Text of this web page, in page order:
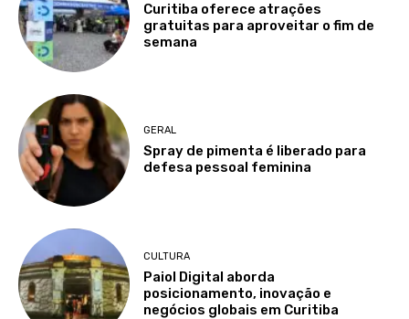
Curitiba oferece atrações
gratuitas para aproveitar o fim de
semana
GERAL
Spray de pimenta é liberado para
defesa pessoal feminina
CULTURA
Paiol Digital aborda
posicionamento, inovação e
negócios globais em Curitiba